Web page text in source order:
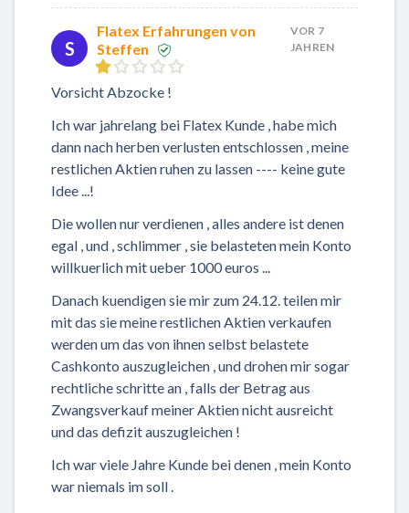
S
Flatex Erfahrungen von
Steffen
VOR 7
JAHREN
Vorsicht Abzocke !
Ich war jahrelang bei Flatex Kunde , habe mich
dann nach herben verlusten entschlossen , meine
restlichen Aktien ruhen zu lassen ---- keine gute
Idee ...!
Die wollen nur verdienen , alles andere ist denen
egal , und , schlimmer , sie belasteten mein Konto
willkuerlich mit ueber 1000 euros ...
Danach kuendigen sie mir zum 24.12. teilen mir
mit das sie meine restlichen Aktien verkaufen
werden um das von ihnen selbst belastete
Cashkonto auszugleichen , und drohen mir sogar
rechtliche schritte an , falls der Betrag aus
Zwangsverkauf meiner Aktien nicht ausreicht
und das defizit auszugleichen !
Ich war viele Jahre Kunde bei denen , mein Konto
war niemals im soll .